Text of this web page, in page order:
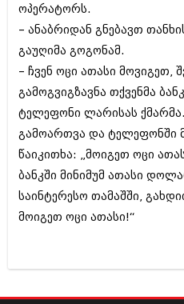
იანვარი 2012 (322)
ნოემბერი 2011 (471)
ოქტომბერი 2011 (754)
სექტემბერი 2011 (407)
აგვისტო 2011 (249)
ივლისი 2011 (400)
მაისი 2011 (415)
აპრილი 2011 (294)
მარტი 2011 (654)
იანვარი 2011 (647)
(157)
დეკემბერი 2010 (881)
ივლისი 2010 (556)
ოპერატორს.
– ანაბრიდან გნებავთ
გაუღიმა გოგონამ.
– ჩვენ ოცი ათასი
გამოგვიგზავნა თქვენმა
ტელეფონი ლარისას
გამოართვა და ტელეფონში
წაიკითხა: „მოიგეთ ოცი
ბანკში მინიმუმ ათასი
საინტერესო თამაშში,
მოიგეთ ოცი ათასი!“